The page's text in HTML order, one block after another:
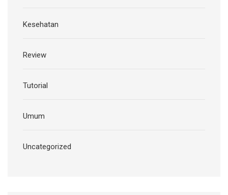
Kesehatan
Review
Tutorial
Umum
Uncategorized